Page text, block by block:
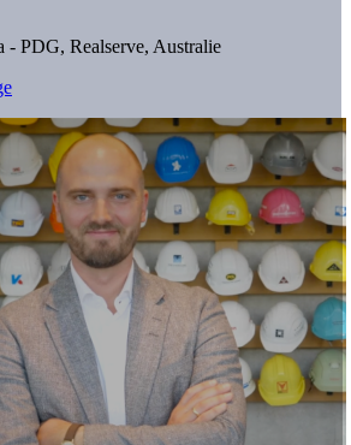
- PDG, Realserve, Australie